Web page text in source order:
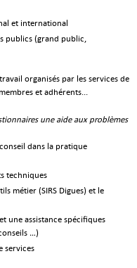
et international
publics (grand public,
organisés par les services de
et adhérents...
une aide aux problèmes
dans la pratique
techniques
métier (SIRS Digues) et le
une assistance spécifiques
…)
services